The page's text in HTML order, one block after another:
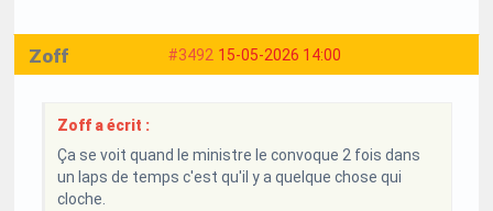
#3492 15-05-2026 14:00
Zoff
Zoff a écrit :
Ça se voit quand le ministre le convoque 2 fois dans
un laps de temps c'est qu'il y a quelque chose qui
cloche.